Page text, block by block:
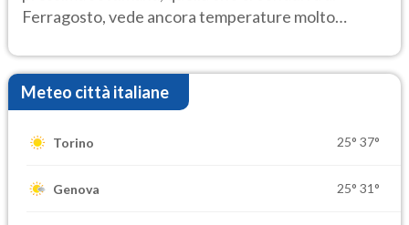
Ferragosto, vede ancora temperature molto
Meteo città italiane
Torino 25° 37°
Genova 25° 31°